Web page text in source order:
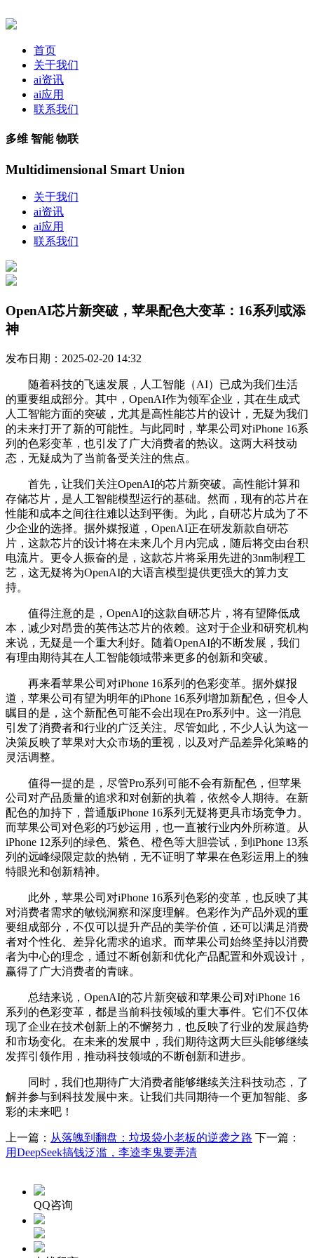
首页
关于我们
ai资讯
ai应用
联系我们
多维 智能 物联
Multidimensional Smart Union
关于我们
ai资讯
ai应用
联系我们
OpenAI芯片新突破，苹果配色大变革：16系列或添
神
发布日期：2025-02-20 14:32
随着科技的飞速发展，人工智能（AI）已成为我们生活
的重要组成部分。其中，OpenAI作为领军企业，其在生成式
人工智能方面的突破，尤其是高性能芯片的设计，无疑为我们
的未来打开了新的可能性。与此同时，苹果公司对iPhone 16系
列的色彩变革，也引发了广大消费者的热议。这两大科技动
态，无疑成为了当前备受关注的焦点。
首先，让我们关注OpenAI的芯片新突破。高性能计算和
存储芯片，是人工智能模型运行的基础。然而，现有的芯片在
性能和成本之间往往难以达到平衡。为此，自研芯片成为了不
少企业的选择。据外媒报道，OpenAI正在研发新款自研芯
片，这款芯片的设计将在未来几个月内完成，随后将交由台积
电流片。更令人振奋的是，这款芯片将采用先进的3nm制程工
艺，这无疑将为OpenAI的大语言模型提供更强大的算力支
持。
值得注意的是，OpenAI的这款自研芯片，将有望降低成
本，减少对昂贵的英伟达芯片的依赖。这对于企业和研究机构
来说，无疑是一个重大利好。随着OpenAI的不断发展，我们
有理由期待其在人工智能领域带来更多的创新和突破。
再来看苹果公司对iPhone 16系列的色彩变革。据外媒报
道，苹果公司有望为明年的iPhone 16系列增加新配色，但令人
瞩目的是，这个新配色可能不会出现在Pro系列中。这一消息
引发了消费者和行业的广泛关注。尽管如此，不少人认为这一
决策反映了苹果对大众市场的重视，以及对产品差异化策略的
灵活调整。
值得一提的是，尽管Pro系列可能不会有新配色，但苹果
公司对产品质量的追求和对创新的执着，依然令人期待。在新
配色的加持下，普通版iPhone 16系列无疑将更具市场竞争力。
而苹果公司对色彩的巧妙运用，也一直被行业内外所称道。从
iPhone 12系列的绿色、紫色、橙色等大胆尝试，到iPhone 13系
列的远峰绿限定款的热销，无不证明了苹果在色彩运用上的独
特眼光和创新精神。
此外，苹果公司对iPhone 16系列色彩的变革，也反映了其
对消费者需求的敏锐洞察和深度理解。色彩作为产品外观的重
要组成部分，不仅可以提升产品的美学价值，还可以满足消费
者对个性化、差异化需求的追求。而苹果公司始终坚持以消费
者为中心的理念，通过不断创新和优化产品配置和外观设计，
赢得了广大消费者的青睐。
总结来说，OpenAI的芯片新突破和苹果公司对iPhone 16
系列的色彩变革，都是当前科技领域的重大事件。它们不仅体
现了企业在技术创新上的不懈努力，也反映了行业的发展趋势
和市场变化。在未来的发展中，我们期待这两大巨头能够继续
发挥引领作用，推动科技领域的不断创新和进步。
同时，我们也期待广大消费者能够继续关注科技动态，了
解并参与到科技发展中来。让我们共同期待一个更加智能、多
彩的未来吧！
上一篇： 从落魄到翻盘：垃圾袋小老板的逆袭之路 下一篇：
用DeepSeek搞钱泛滥，李逵李鬼要弄清
QQ咨询